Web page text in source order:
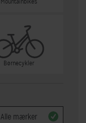
Mountainbikes
Børnecykler
Alle mærker